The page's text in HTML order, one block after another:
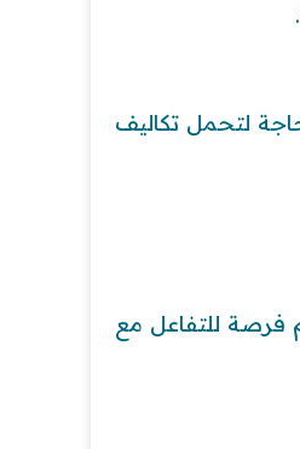
لتحمل تكاليف
فرصة للتفاعل مع